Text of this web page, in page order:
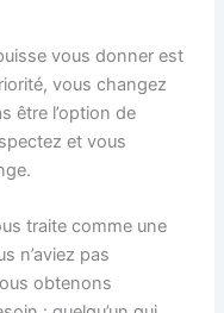
vous donner est
vous changez
être l’option de
et vous
traite comme une
n’aviez pas
obtenons